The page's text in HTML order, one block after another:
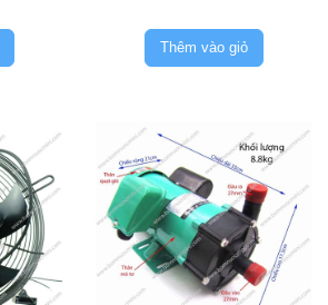
Thêm vào giỏ